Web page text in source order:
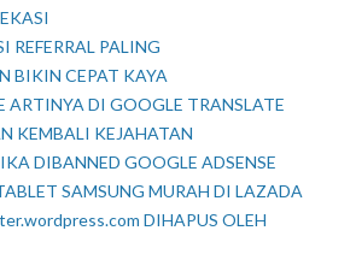
REFERRAL PALING
BIKIN CEPAT KAYA
ARTINYA DI GOOGLE TRANSLATE
KEMBALI KEJAHATAN
DIBANNED GOOGLE ADSENSE
SAMSUNG MURAH DI LAZADA
DIHAPUS OLEH